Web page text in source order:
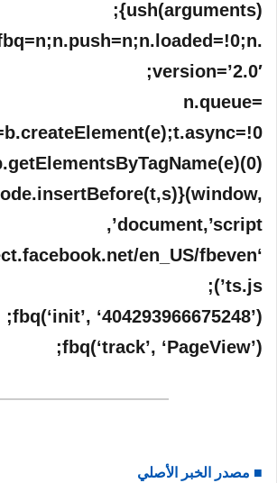
ush(arguments)};
version=’2.0′;
n.queue=
document,’script’,
en_US/fbeven
ts.js’);
fbq(‘init’, ‘404293966675248’);
fbq(‘track’, ‘PageView’);
■ مصدر الخبر الأصلي